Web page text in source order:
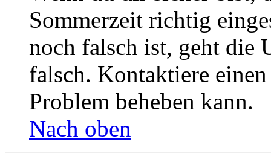
Sommerzeit richtig
noch falsch ist, geht die
falsch. Kontaktiere
Problem beheben kann.
Nach oben